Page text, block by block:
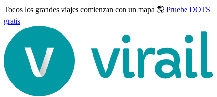
Todos los grandes viajes comienzan con un mapa 🌎 Pruebe DOTS
gratis